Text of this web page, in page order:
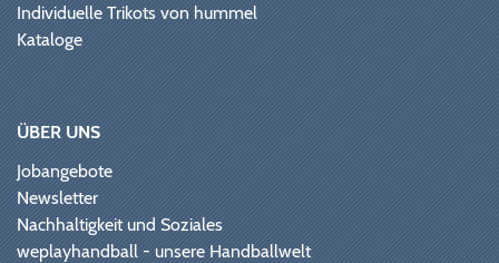
Individuelle Trikots von hummel
Kataloge
ÜBER UNS
Jobangebote
Newsletter
Nachhaltigkeit und Soziales
weplayhandball - unsere Handballwelt